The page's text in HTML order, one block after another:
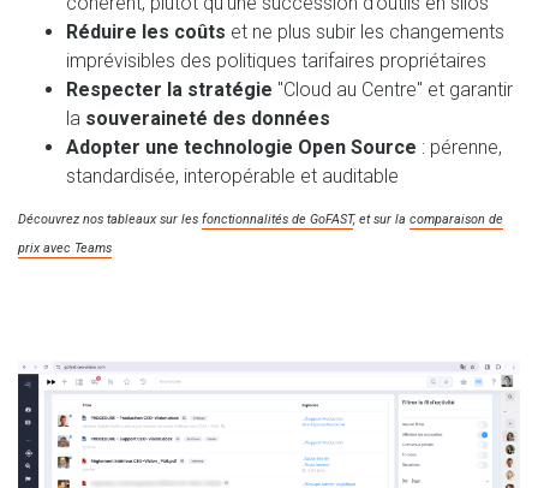
Réduire les coûts et ne plus subir les changements
imprévisibles des politiques tarifaires propriétaires
Respecter la stratégie "Cloud au Centre" et garantir
la souveraineté des données
Adopter une technologie Open Source : pérenne,
standardisée, interopérable et auditable
Découvrez nos tableaux sur les fonctionnalités de GoFAST, et sur la comparaison de
prix avec Teams